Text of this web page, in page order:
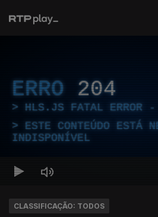
ERRO 204
HLS.JS FATAL ERROR -
ESTE CONTEÚDO ESTÁ
INDISPONÍVEL
CLASSIFICAÇÃO: TODOS